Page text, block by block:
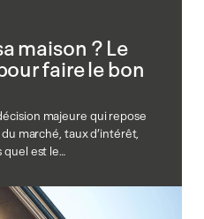
maison ? Le
faire le bon
majeure qui repose
marché, taux d’intérêt,
quel est le…